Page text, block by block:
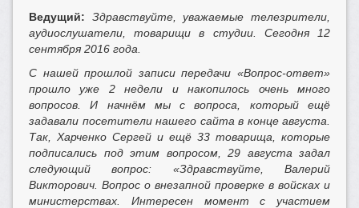
Ведущий: Здравствуйте, уважаемые телезрители,
аудиослушатели, товарищи в студии. Сегодня 12
сентября 2016 года.
С нашей прошлой записи передачи «Вопрос-ответ»
прошло уже 2 недели и накопилось очень много
вопросов. И начнём мы с вопроса, который ещё
задавали посетители нашего сайта в конце августа.
Так, Харченко Сергей и ещё 33 товарища, которые
подписались под этим вопросом, 29 августа задал
следующий вопрос: «Здравствуйте, Валерий
Викторович. Вопрос о внезапной проверке в войсках и
министерствах. Интересен момент с участием